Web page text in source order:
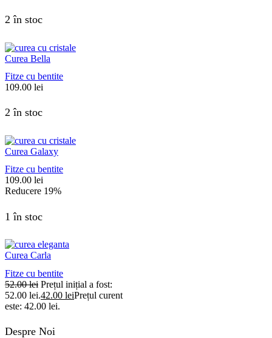
2 în stoc
Curea Bella
Fitze cu bentite
109.00 lei
2 în stoc
Curea Galaxy
Fitze cu bentite
109.00 lei
Reducere 19%
1 în stoc
Curea Carla
Fitze cu bentite
52.00lei Prețul inițial a fost:
52.00 lei.42.00 leiPrețul curent
este: 42.00 lei.
Despre Noi